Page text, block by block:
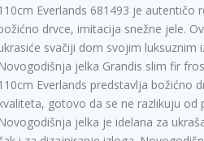
Everlands 681493 je autentičo
drvce, imitacija snežne jele.
svačiji dom svojim luksuznim
Novogodišnja jelka Grandis slim fir
Everlands predstavlja božićno
gotovo da se ne razlikuju od
Novogodišnja jelka je idelana za